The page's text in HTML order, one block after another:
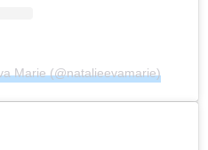
Marie (@natalieevamarie)